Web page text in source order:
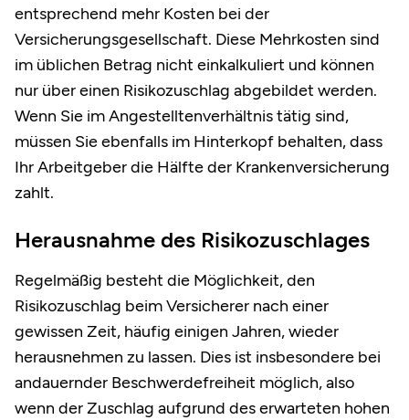
entsprechend mehr Kosten bei der
Versicherungsgesellschaft. Diese Mehrkosten sind
im üblichen Betrag nicht einkalkuliert und können
nur über einen Risikozuschlag abgebildet werden.
Wenn Sie im Angestelltenverhältnis tätig sind,
müssen Sie ebenfalls im Hinterkopf behalten, dass
Ihr Arbeitgeber die Hälfte der Krankenversicherung
zahlt.
Herausnahme des Risikozuschlages
Regelmäßig besteht die Möglichkeit, den
Risikozuschlag beim Versicherer nach einer
gewissen Zeit, häufig einigen Jahren, wieder
herausnehmen zu lassen. Dies ist insbesondere bei
andauernder Beschwerdefreiheit möglich, also
wenn der Zuschlag aufgrund des erwarteten hohen